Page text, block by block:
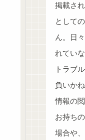
掲載さ
として
ん。日
れてい
トラブ
負いか
情報の
お持ち
場合や